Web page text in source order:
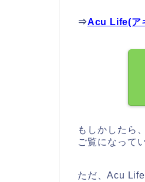
⇒Acu Life(ア
もしかしたら
ご覧になって
ただ、Acu